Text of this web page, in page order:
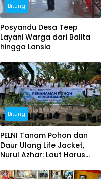
Bitung
Posyandu Desa Teep
Layani Warga dari Balita
hingga Lansia
Bitung
PELNI Tanam Pohon dan
Daur Ulang Life Jacket,
Nurul Azhar: Laut Harus